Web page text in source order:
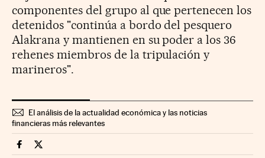
componentes del grupo al que pertenecen los
detenidos "continúa a bordo del pesquero
Alakrana y mantienen en su poder a los 36
rehenes miembros de la tripulación y
marineros".
El análisis de la actualidad económica y las noticias
financieras más relevantes
Economia Cinco Días en Facebook
Economia Cinco Días en Twitter